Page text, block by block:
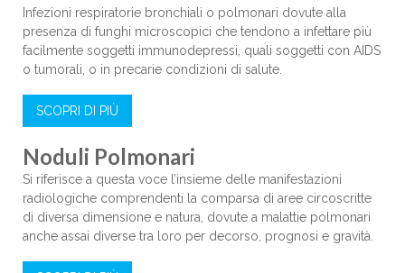
Infezioni respiratorie bronchiali o polmonari dovute alla
presenza di funghi microscopici che tendono a infettare più
facilmente soggetti immunodepressi, quali soggetti con AIDS
o tumorali, o in precarie condizioni di salute.
SCOPRI DI PIÙ
Noduli Polmonari
Si riferisce a questa voce l’insieme delle manifestazioni
radiologiche comprendenti la comparsa di aree circoscritte
di diversa dimensione e natura, dovute a malattie polmonari
anche assai diverse tra loro per decorso, prognosi e gravità.